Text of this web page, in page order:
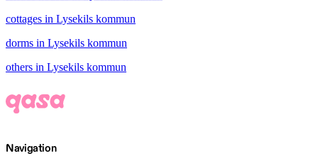
cottages in Lysekils kommun
dorms in Lysekils kommun
others in Lysekils kommun
Navigation